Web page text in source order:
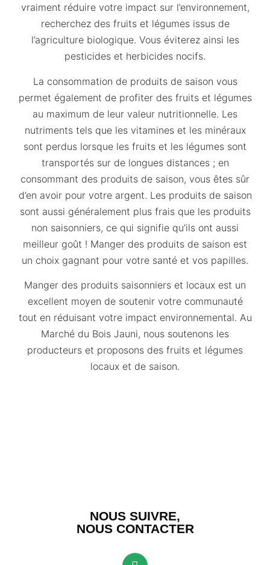
vraiment réduire votre impact sur l’environnement,
recherchez des fruits et légumes issus de
l’agriculture biologique. Vous éviterez ainsi les
pesticides et herbicides nocifs.
La consommation de produits de saison vous
permet également de profiter des fruits et légumes
au maximum de leur valeur nutritionnelle. Les
nutriments tels que les vitamines et les minéraux
sont perdus lorsque les fruits et les légumes sont
transportés sur de longues distances ; en
consommant des produits de saison, vous êtes sûr
d’en avoir pour votre argent. Les produits de saison
sont aussi généralement plus frais que les produits
non saisonniers, ce qui signifie qu’ils ont aussi
meilleur goût ! Manger des produits de saison est
un choix gagnant pour votre santé et vos papilles.
Manger des produits saisonniers et locaux est un
excellent moyen de soutenir votre communauté
tout en réduisant votre impact environnemental. Au
Marché du Bois Jauni, nous soutenons les
producteurs et proposons des fruits et légumes
locaux et de saison.
NOUS SUIVRE,
NOUS CONTACTER